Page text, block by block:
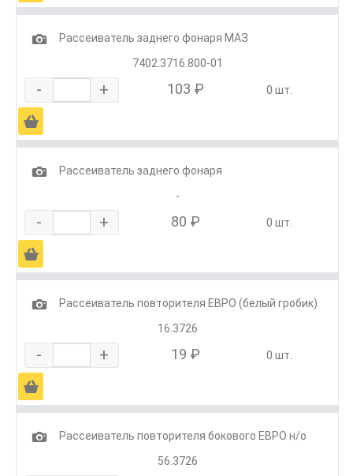
1
Рассеиватель заднего фонаря МАЗ
7402.3716.800-01
- + 103 ₽ 0 шт.
Ä
1
Рассеиватель заднего фонаря
-
- + 80 ₽ 0 шт.
Ä
1
Рассеиватель повторителя ЕВРО (белый гробик)
16.3726
- + 19 ₽ 0 шт.
Ä
1
Рассеиватель повторителя бокового ЕВРО н/о
56.3726